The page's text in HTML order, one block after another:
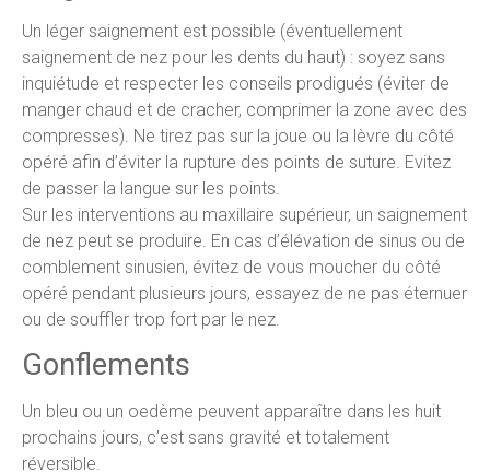
Un léger saignement est possible (éventuellement
saignement de nez pour les dents du haut) : soyez sans
inquiétude et respecter les conseils prodigués (éviter de
manger chaud et de cracher, comprimer la zone avec des
compresses). Ne tirez pas sur la joue ou la lèvre du côté
opéré afin d’éviter la rupture des points de suture. Evitez
de passer la langue sur les points.
Sur les interventions au maxillaire supérieur, un saignement
de nez peut se produire. En cas d’élévation de sinus ou de
comblement sinusien, évitez de vous moucher du côté
opéré pendant plusieurs jours, essayez de ne pas éternuer
ou de souffler trop fort par le nez.
Gonflements
Un bleu ou un oedème peuvent apparaître dans les huit
prochains jours, c’est sans gravité et totalement
réversible.